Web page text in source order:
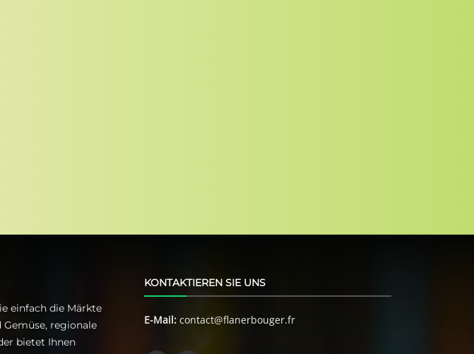
einfach die Märkte
regionale
bietet Ihnen
KONTAKTIEREN SIE UNS
E-Mail: contact@flanerbouger.fr